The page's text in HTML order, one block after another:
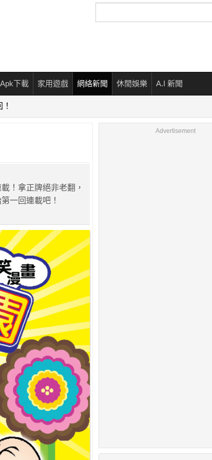
尋
下載 家用遊戲 網絡新聞 休閒娛樂 A.I 新聞
！拿正牌絕非老翻，
一回連載吧！
Advertisement